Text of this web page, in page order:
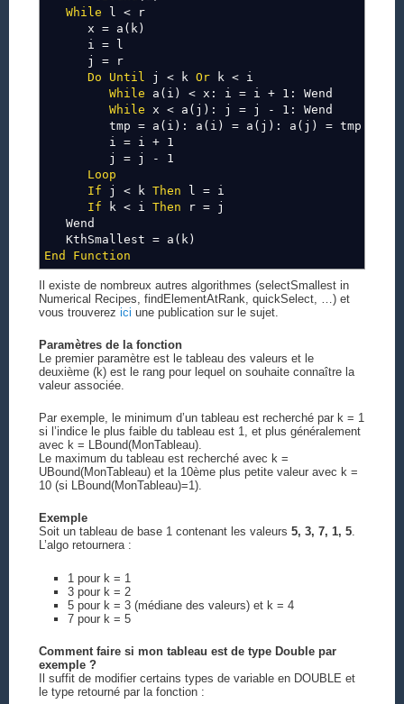
While l < r
x = a(k)
i = l
j = r
Do
Until j < k Ork < i
While a(i) < x: i = i + 1: Wend
While x < a(j): j = j - 1: Wend
tmp = a(i): a(i) = a(j): a(j) = tmp
i = i + 1
j = j - 1
Loop
If j < k Then l = i
If k < i Then r = j
Wend
KthSmallest = a(k)
End
Function
Il existe de nombreux autres algorithmes (selectSmallest in
Numerical Recipes, findElementAtRank, quickSelect, …) et
vous trouverez ici une publication sur le sujet.
Paramètres de la fonction
Le premier paramètre est le tableau des valeurs et le
deuxième (k) est le rang pour lequel on souhaite connaître la
valeur associée.
Par exemple, le minimum d’un tableau est recherché par k = 1
si l’indice le plus faible du tableau est 1, et plus généralement
avec k = LBound(MonTableau).
Le maximum du tableau est recherché avec k =
UBound(MonTableau) et la 10ème plus petite valeur avec k =
10 (si LBound(MonTableau)=1).
Exemple
Soit un tableau de base 1 contenant les valeurs 5, 3, 7, 1, 5.
L’algo retournera :
1 pour k = 1
3 pour k = 2
5 pour k = 3 (médiane des valeurs) et k = 4
7 pour k = 5
Comment faire si mon tableau est de type Double par
exemple ?
Il suffit de modifier certains types de variable en DOUBLE et
le type retourné par la fonction :